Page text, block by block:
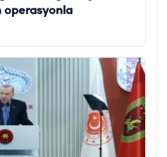
operasyonla